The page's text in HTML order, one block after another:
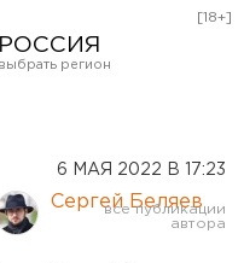
РОССИЯ
Курган
Оренбург
[18+]
6 МАЯ 2022 В 17:23
Сергей Беляев